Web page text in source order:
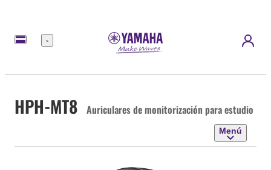
Menú
HPH-MT8 Auriculares de monitorización para estudio
Menú